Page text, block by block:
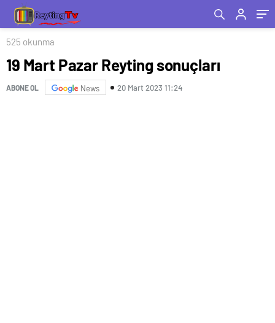
525 okunma
19 Mart Pazar Reyting sonuçları
ABONE OL News 20 Mart 2023 11:24